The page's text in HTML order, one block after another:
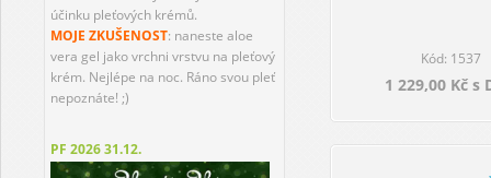
účinku pleťových krémů.
MOJE ZKUŠENOST: naneste aloe
vera gel jako vrchni vrstvu na pleťový
krém. Nejlépe na noc. Ráno svou pleť
nepoznáte! ;)
PF 202631.12.
Kód: 1537
1 229,00 Kč s